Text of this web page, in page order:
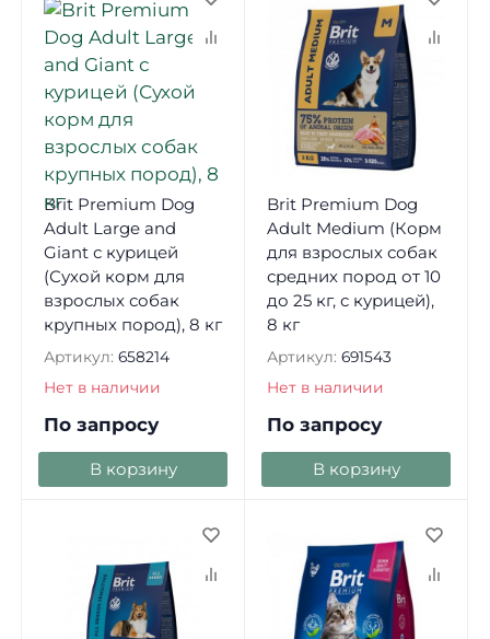
Brit Premium Dog
Adult Large and
Giant с курицей
(Сухой корм для
взрослых собак
крупных пород), 8 кг
Артикул: 658214
Нет в наличии
По запросу
В корзину
Brit Premium Dog
Adult Medium (Корм
для взрослых собак
средних пород от 10
до 25 кг, с курицей),
8 кг
Артикул: 691543
Нет в наличии
По запросу
В корзину